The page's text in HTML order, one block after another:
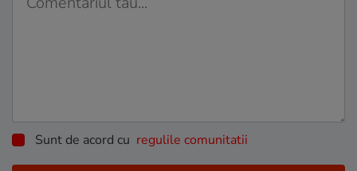
Sunt de acord cu regulile comunitatii